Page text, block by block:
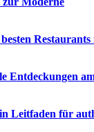
Entdeckungen
Leitfaden für